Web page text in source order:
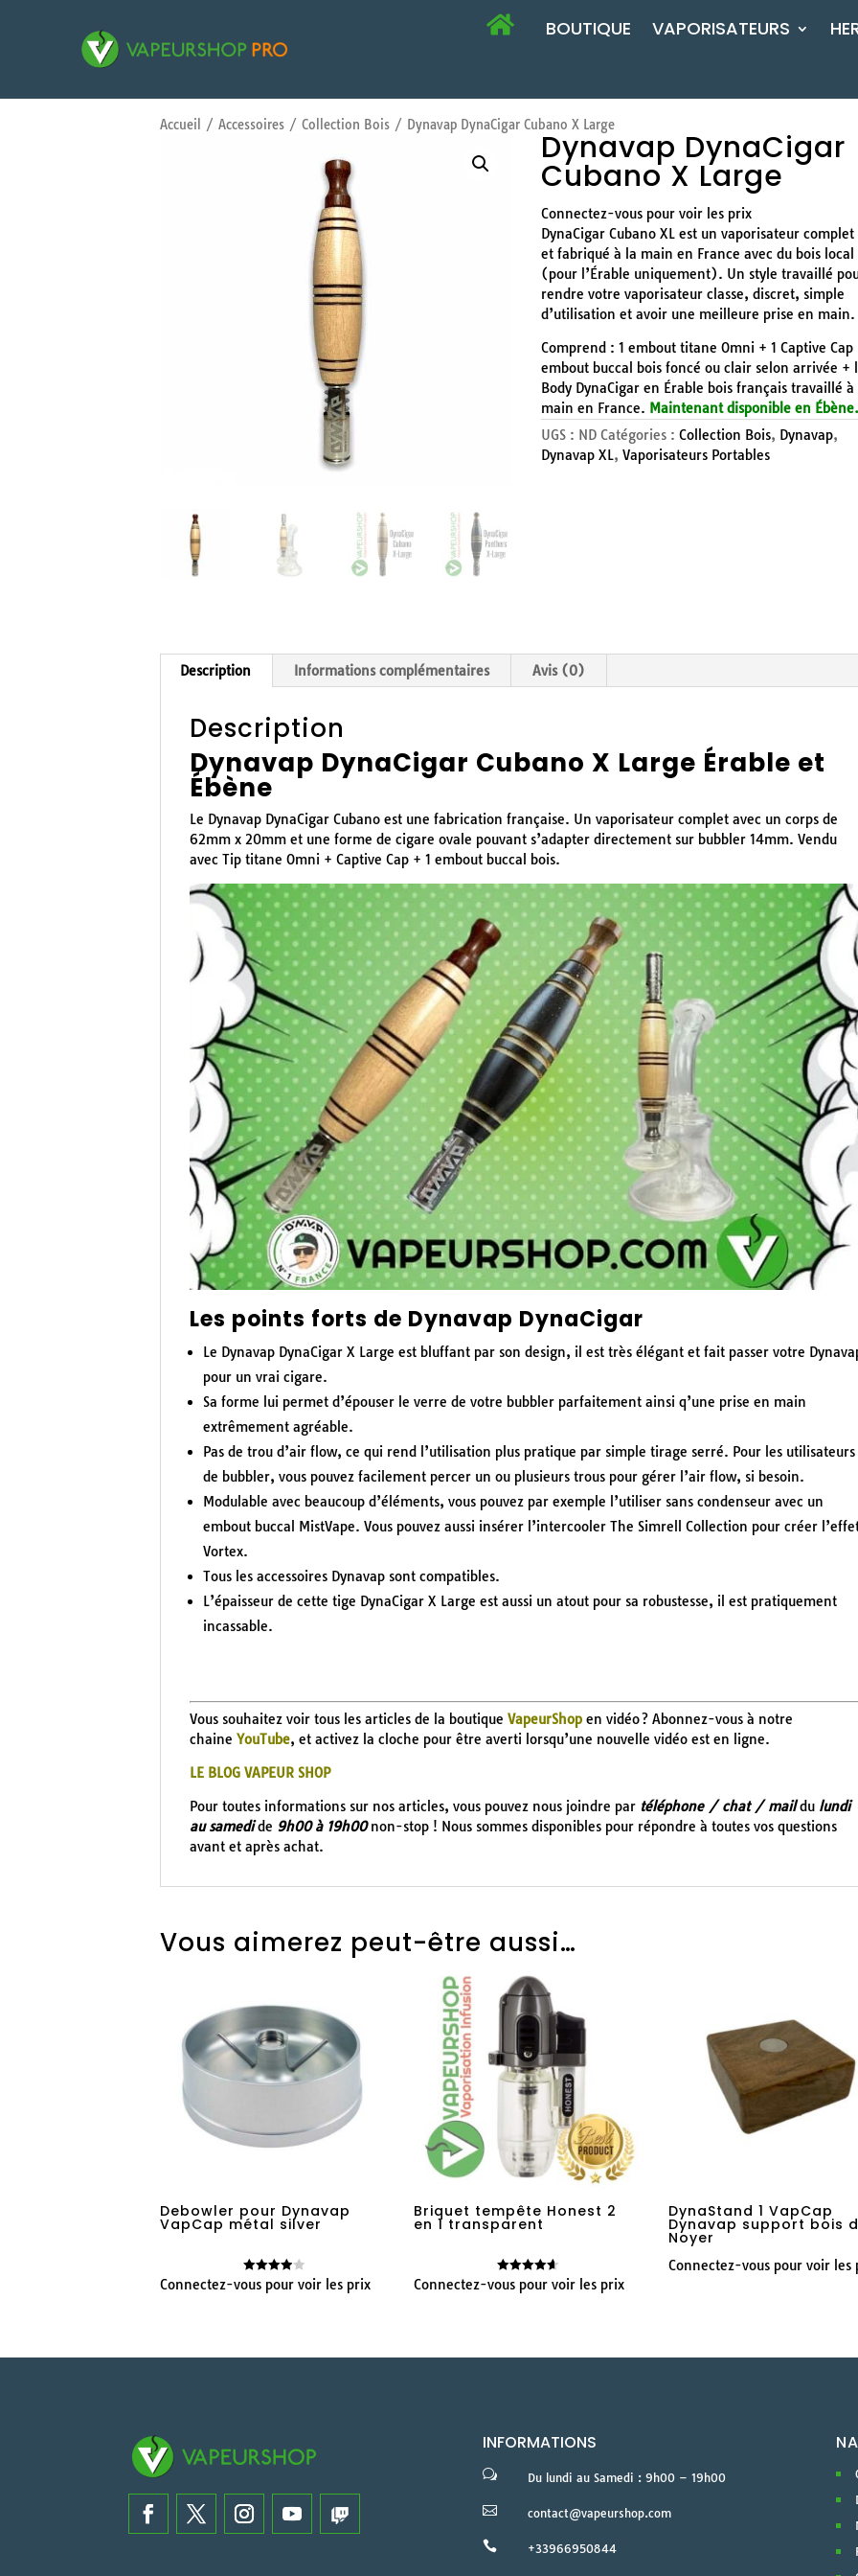
BOUTIQUE VAPORISATEURS
Accueil / Accessoires/ Collection Bois/ Dynavap DynaCigar Cubano X Large
Dynavap DynaCigar
Cubano X Large
Connectez-vous pour voir les prix
DynaCigar Cubano XL est un vaporisateur
et fabriqué à la main en France avec du bois local
(pour l’Érable uniquement). Un style travaillé
rendre votre vaporisateur classe, discret, simple
d’utilisation et avoir une meilleure prise en main.
Comprend : 1 embout titane Omni + 1 Captive Cap
embout buccal bois foncé ou clair selon arrivée +
Body DynaCigar en Érable bois français travaillé à
main en France. Maintenant disponible en
UGS : ND Catégories :Collection Bois, Dynavap,
Dynavap XL,Vaporisateurs Portables
Description Informations complémentaires Avis (0)
Description
Dynavap DynaCigar Cubano X Large Érable et
Ébène
Le Dynavap DynaCigar Cubano est une fabrication française. Un vaporisateur complet avec un corps de
62mm x 20mm et une forme de cigare ovale pouvant s’adapter directement sur bubbler 14mm. Vendu
avec Tip titane Omni + Captive Cap + 1 embout buccal bois.
Les points forts de Dynavap DynaCigar
Le Dynavap DynaCigar X Large est bluffant par son design, il est très élégant et fait passer votre
pour un vrai cigare.
Sa forme lui permet d’épouser le verre de votre bubbler parfaitement ainsi q’une prise en main
extrêmement agréable.
Pas de trou d’air flow, ce qui rend l’utilisation plus pratique par simple tirage serré. Pour les utilisateurs
de bubbler, vous pouvez facilement percer un ou plusieurs trous pour gérer l’air flow, si besoin.
Modulable avec beaucoup d’éléments, vous pouvez par exemple l’utiliser sans condenseur avec un
embout buccal MistVape. Vous pouvez aussi insérer l’intercooler The Simrell Collection pour créer
Vortex.
Tous les accessoires Dynavap sont compatibles.
L’épaisseur de cette tige DynaCigar X Large est aussi un atout pour sa robustesse, il est pratiquement
incassable.
Vous souhaitez voir tous les articles de la boutique VapeurShopen vidéo ? Abonnez-vous à notre
chaine YouTube, et activez la cloche pour être averti lorsqu’une nouvelle vidéo est en ligne.
LE BLOG VAPEUR SHOP
Pour toutes informations sur nos articles, vous pouvez nous joindre par téléphone / chat / maildu lundi
au samedide 9h00 à 19h00non-stop ! Nous sommes disponibles pour répondre à toutes vos questions
avant et après achat.
Vous aimerez peut-être aussi…
Debowler pour Dynavap
VapCap métal silver
Note
Connectez-vous pour voir les prix
Briquet tempête Honest 2
en 1 transparent
Note
Connectez-vous pour voir les prix
DynaStand 1 VapCap
Dynavap support bois
Noyer
Connectez-vous pour voir les
INFORMATIONS
w Du lundi au Samedi : 9h00 – 19h00
 contact@vapeurshop.com
 +33966950844